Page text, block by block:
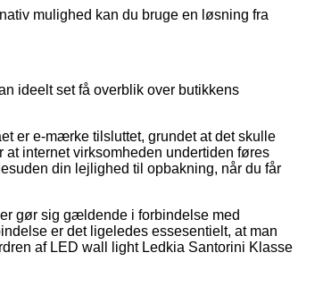
mulighed kan du bruge en løsning fra
ideelt set få overblik over butikkens
er e-mærke tilsluttet, grundet at det skulle
internet virksomheden undertiden føres
din lejlighed til opbakning, når du får
gør sig gældende i forbindelse med
er det ligeledes essesentielt, at man
af LED wall light Ledkia Santorini Klasse